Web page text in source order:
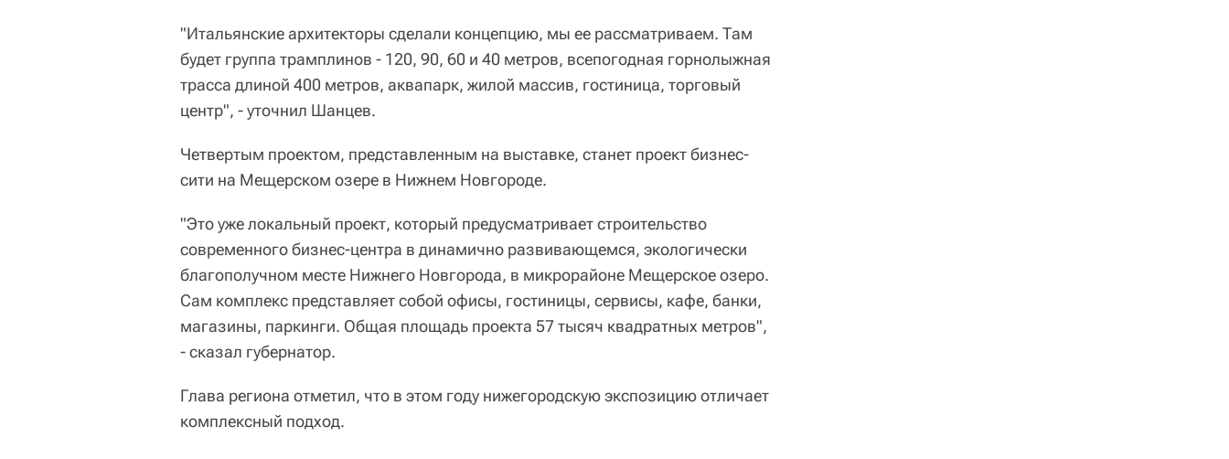
"Итальянские архитекторы сделали концепцию, мы ее рассматриваем. Там
будет группа трамплинов - 120, 90, 60 и 40 метров, всепогодная горнолыжная
трасса длиной 400 метров, аквапарк, жилой массив, гостиница, торговый
центр", - уточнил Шанцев.
Четвертым проектом, представленным на выставке, станет проект бизнес-
сити на Мещерском озере в Нижнем Новгороде.
"Это уже локальный проект, который предусматривает строительство
современного бизнес-центра в динамично развивающемся, экологически
благополучном месте Нижнего Новгорода, в микрорайоне Мещерское озеро.
Сам комплекс представляет собой офисы, гостиницы, сервисы, кафе, банки,
магазины, паркинги. Общая площадь проекта 57 тысяч квадратных метров",
- сказал губернатор.
Глава региона отметил, что в этом году нижегородскую экспозицию отличает
комплексный подход.